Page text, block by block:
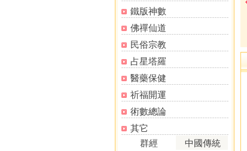
鐵版神數
佛禪仙道
民俗宗教
占星塔羅
醫藥保健
祈福開運
術數總論
其它
群經
中國傳統